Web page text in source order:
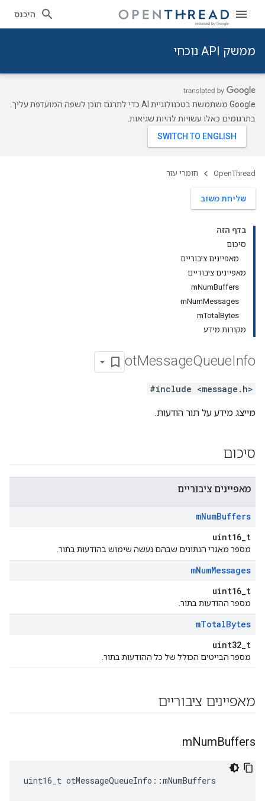
היכנס
ממשק API נוכחי
‫Google משתמשת בטכנולוגיית AI כדי לתרגם תוכן לשפה המועדפת עליך.
בתרגומים כאלו עשויות להיות שגיאות.
OpenThread חומרי עזר
שליחת משוב
בדף הזה
סיכום
מאפיינים ציבוריים
מאפיינים ציבוריים
mNumBuffers
mNumMessages
mTotalBytes
מקורות מידע
otMessageQueueInfo
#include <message.h>
מייצג מידע על תור הודעות.
סיכום
מאפיינים ציבוריים
mNumBuffers
uint16_t
מספר מאגרי הנתונים שבהם נעשה שימוש בהודעות בתור.
mNumMessages
uint16_t
מספר ההודעות בתור.
mTotalBytes
uint32_t
מספר הבייטים הכולל של כל ההודעות בתור.
מאפיינים ציבוריים
mNumBuffers
uint16_t otMessageQueueInfo ::mNumBuffers